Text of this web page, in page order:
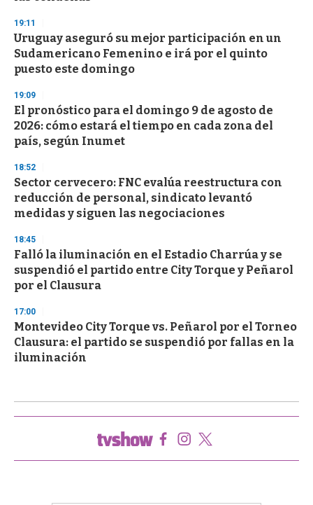
19:11
Uruguay aseguró su mejor participación en un
Sudamericano Femenino e irá por el quinto
puesto este domingo
19:09
El pronóstico para el domingo 9 de agosto de
2026: cómo estará el tiempo en cada zona del
país, según Inumet
18:52
Sector cervecero: FNC evalúa reestructura con
reducción de personal, sindicato levantó
medidas y siguen las negociaciones
18:45
Falló la iluminación en el Estadio Charrúa y se
suspendió el partido entre City Torque y Peñarol
por el Clausura
17:00
Montevideo City Torque vs. Peñarol por el Torneo
Clausura: el partido se suspendió por fallas en la
iluminación